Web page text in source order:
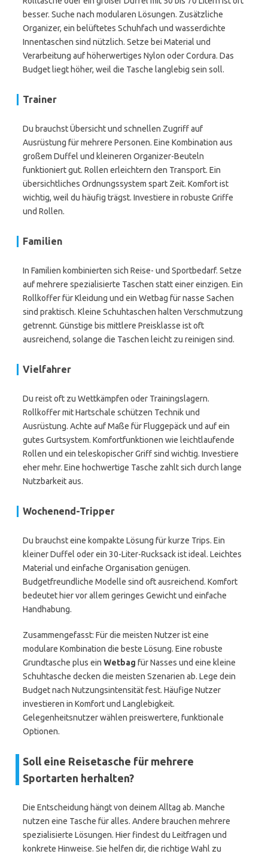
besser. Suche nach modularen Lösungen. Zusätzliche
Organizer, ein belüftetes Schuhfach und wasserdichte
Innentaschen sind nützlich. Setze bei Material und
Verarbeitung auf höherwertiges Nylon oder Cordura. Das
Budget liegt höher, weil die Tasche langlebig sein soll.
Trainer
Du brauchst Übersicht und schnellen Zugriff auf
Ausrüstung für mehrere Personen. Eine Kombination aus
großem Duffel und kleineren Organizer-Beuteln
funktioniert gut. Rollen erleichtern den Transport. Ein
übersichtliches Ordnungssystem spart Zeit. Komfort ist
wichtig, weil du häufig trägst. Investiere in robuste Griffe
und Rollen.
Familien
In Familien kombinierten sich Reise- und Sportbedarf. Setze
auf mehrere spezialisierte Taschen statt einer einzigen. Ein
Rollkoffer für Kleidung und ein Wetbag für nasse Sachen
sind praktisch. Kleine Schuhtaschen halten Verschmutzung
getrennt. Günstige bis mittlere Preisklasse ist oft
ausreichend, solange die Taschen leicht zu reinigen sind.
Vielfahrer
Du reist oft zu Wettkämpfen oder Trainingslagern.
Rollkoffer mit Hartschale schützen Technik und
Ausrüstung. Achte auf Maße für Fluggepäck und auf ein
gutes Gurtsystem. Komfortfunktionen wie leichtlaufende
Rollen und ein teleskopischer Griff sind wichtig. Investiere
eher mehr. Eine hochwertige Tasche zahlt sich durch lange
Nutzbarkeit aus.
Wochenend-Tripper
Du brauchst eine kompakte Lösung für kurze Trips. Ein
kleiner Duffel oder ein 30-Liter-Rucksack ist ideal. Leichtes
Material und einfache Organisation genügen.
Budgetfreundliche Modelle sind oft ausreichend. Komfort
bedeutet hier vor allem geringes Gewicht und einfache
Handhabung.
Zusammengefasst: Für die meisten Nutzer ist eine
modulare Kombination die beste Lösung. Eine robuste
Grundtasche plus ein Wetbag für Nasses und eine kleine
Schuhtasche decken die meisten Szenarien ab. Lege dein
Budget nach Nutzungsintensität fest. Häufige Nutzer
investieren in Komfort und Langlebigkeit.
Gelegenheitsnutzer wählen preiswertere, funktionale
Optionen.
Soll eine Reisetasche für mehrere
Sportarten herhalten?
Die Entscheidung hängt von deinem Alltag ab. Manche
nutzen eine Tasche für alles. Andere brauchen mehrere
spezialisierte Lösungen. Hier findest du Leitfragen und
konkrete Hinweise. Sie helfen dir, die richtige Wahl zu